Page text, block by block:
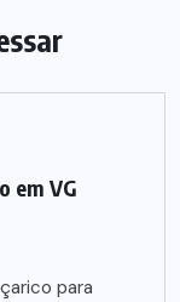
em VG
para